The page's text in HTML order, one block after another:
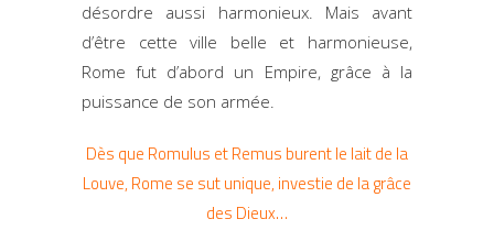
désordre aussi harmonieux. Mais avant
d’être cette ville belle et harmonieuse,
Rome fut d’abord un Empire, grâce à la
puissance de son armée.
Dès que Romulus et Remus burent le lait de la
Louve, Rome se sut unique, investie de la grâce
des Dieux…